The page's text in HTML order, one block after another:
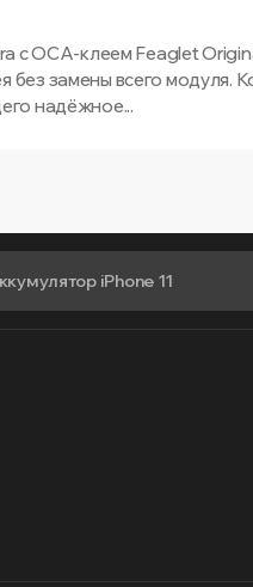
с OCA-клеем Feaglet
без замены всего модуля.
надёжное...